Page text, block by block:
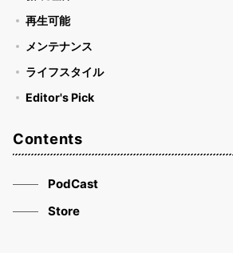
再生可能
メンテナンス
ライフスタイル
Editor's Pick
Contents
PodCast
Store